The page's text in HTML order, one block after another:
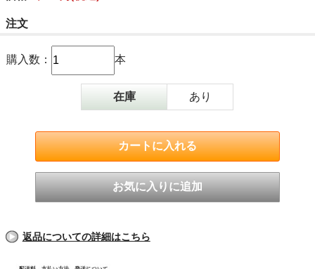
注文
購入数： 本
在庫 あり
返品についての詳細はこちら